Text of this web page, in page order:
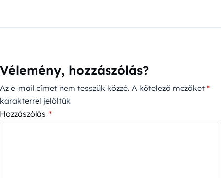
Vélemény, hozzászólás?
Az e-mail címet nem tesszük közzé. A kötelező mezőket *
karakterrel jelöltük
Hozzászólás *